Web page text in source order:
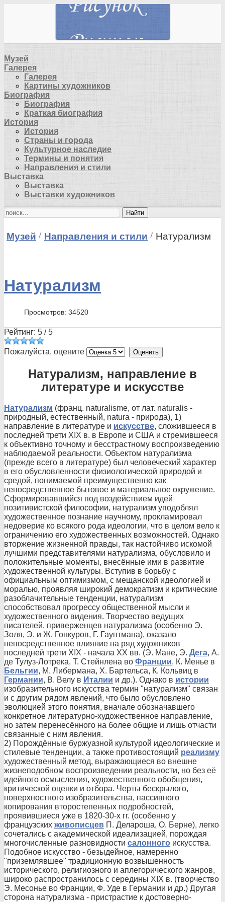
Музей
Галерея
Галерея
Картины художников
Биография
Биография
Краткая биография
История
История
Страны и города
Культурное наследие
Термины и понятия
Направления и стили
Выставка
Выставка
Выставки художников
Найти
Музей Направления и стили Натурализм
Натурализм
Просмотров: 34520
Рейтинг: 5 /5
Пожалуйста, оцените
Натурализм, направление в
литературе и искусстве
Натурализм (франц. naturalisme, от лат. naturalis -
природный, естественный, natura - природа), 1)
направление в литературе и искусстве, сложившееся в
последней трети XIX в. в Европе и США и стремившееся
к объективно точному и бесстрастному воспроизведению
наблюдаемой реальности. Объектом натурализма
(прежде всего в литературе) был человеческий характер
в его обусловленности физиологической природой и
средой, понимаемой преимущественно как
непосредственное бытовое и материальное окружение.
Сформировавшийся под воздействием идей
позитивистской философии, натурализм уподоблял
художественное познание научному, прокламировал
недоверие ко всякого рода идеологии, что в целом вело к
ограничению его художественных возможностей. Однако
вторжение жизненной правды, так настойчиво искомой
лучшими представителями натурализма, обусловило и
положительные моменты, внесённые ими в развитие
художественной культуры. Вступив в борьбу с
официальным оптимизмом, с мещанской идеологией и
моралью, проявляя широкий демократизм и критические
разоблачительные тенденции, натурализм
способствовал прогрессу общественной мысли и
художественного видения. Творчество ведущих
писателей, приверженцев натурализма (особенно Э.
Золя, Э. и Ж. Гонкуров, Г. Гауптмана), оказало
непосредственное влияние на ряд художников
последней трети XIX - начала XX вв. (Э. Мане, Э. Дега, А.
де Тулуз-Лoтрека, Т. Стейнлена во Франции, К. Менье в
Бельгии, М. Либермана, X. Бартельса, К. Кольвиц в
Германии, В. Велу в Италии и др.). Однако в истории
изобразительного искусства термин "натурализм" связан
и с другим рядом явлений, что было обусловлено
эволюцией этого понятия, вначале обозначавшего
конкретное литературно-художественное направление,
но затем перенесённого на более общие и лишь отчасти
связанные с ним явления.
2) Порождённые буржуазной культурой идеологические и
стилевые тенденции, а также противостоящий реализму
художественный метод, выражающиеся во внешне
жизнеподобном воспроизведении реальности, но без её
идейного осмысления, художественного обобщения,
критической оценки и отбора. Черты бескрылого,
поверхностного изобразительства, пассивного
копирования второстепенных подробностей,
проявившиеся уже в 1820-30-х гг. (особенно у
французских живописцев П. Делароша, О. Берне), легко
сочетались с академической идеализацией, порождая
многочисленные разновидности салонного искусства.
Подобное искусство - безыдейное, намеренно
"приземлявшее" традиционную возвышенность
исторического, религиозного и аплегорического жанров,
широко распространилось с середины XIX в. (творчество
Э. Месонье во Франции, Ф. Уде в Германии и др.) Другая
сторона натурализма - пристрастие к достоверно-